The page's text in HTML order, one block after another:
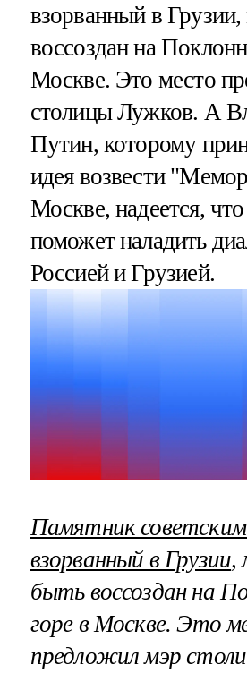
взорванный в
воссоздан на
Москве. Это место
столицы Лужков. А
Путин, которому
идея возвести
Москве, надеется,
поможет наладить
Россией и Грузией.
Памятник
взорванный в Грузии,
быть воссоздан на
горе в Москве. Это
предложил мэр